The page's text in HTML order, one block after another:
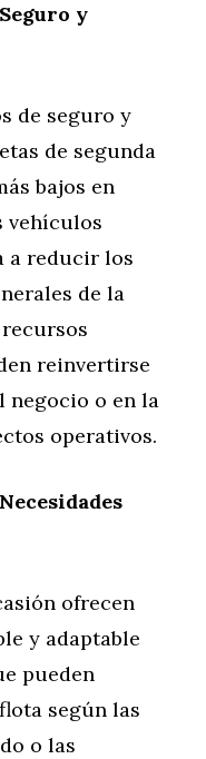
y
de seguro y
de segunda
bajos en
vehículos
a reducir los
de la
reinvertirse
negocio o en la
operativos.
ofrecen
y adaptable
pueden
según las
o las